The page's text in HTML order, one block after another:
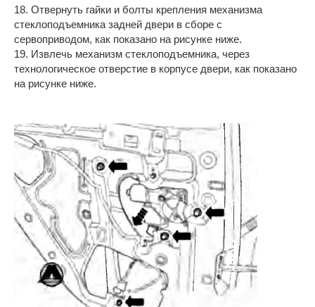
18. Отвернуть гайки и болты крепления механизма
стеклоподъемника задней двери в сборе с
сервоприводом, как показано на рисунке ниже.
19. Извлечь механизм стеклоподъемника, через
технологическое отверстие в корпусе двери, как показано
на рисунке ниже.